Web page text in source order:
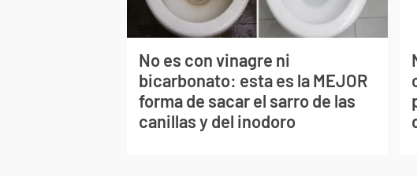
No es con vinagre ni
bicarbonato: esta es la MEJOR
forma de sacar el sarro de las
canillas y del inodoro